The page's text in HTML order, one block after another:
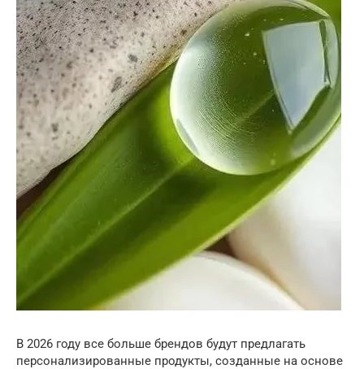
В 2026 году все больше брендов будут предлагать
персонализированные продукты, созданные на основе